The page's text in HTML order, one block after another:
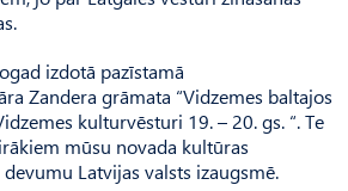
izdotā pazīstamā
Zandera grāmata “Vidzemes baltajos
kulturvēsturi 19. – 20. gs. “. Te
mūsu novada kultūras
Latvijas valsts izaugsmē.